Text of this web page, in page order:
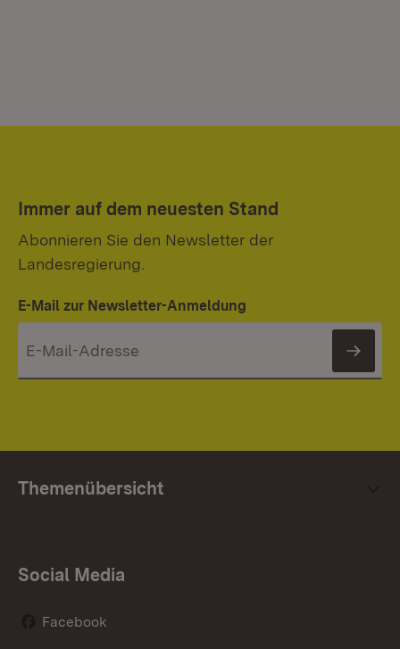
Immer auf dem neuesten Stand
Abonnieren Sie den Newsletter der
Landesregierung.
E-Mail zur Newsletter-Anmeldung
Themenübersicht
Social Media
Facebook